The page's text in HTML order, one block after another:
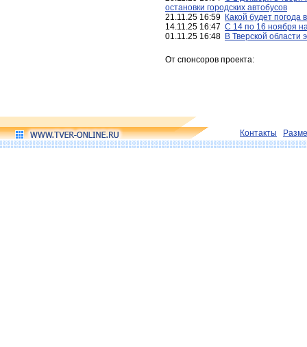
остановки городских автобусов
21.11.25 16:59 Какой будет погода
14.11.25 16:47 С 14 по 16 ноября
01.11.25 16:48 В Тверской области
От спонсоров проекта:
Контакты